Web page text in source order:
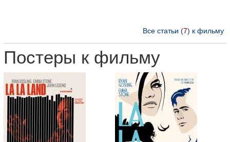
Все статьи (7) к фильму
Постеры к фильму